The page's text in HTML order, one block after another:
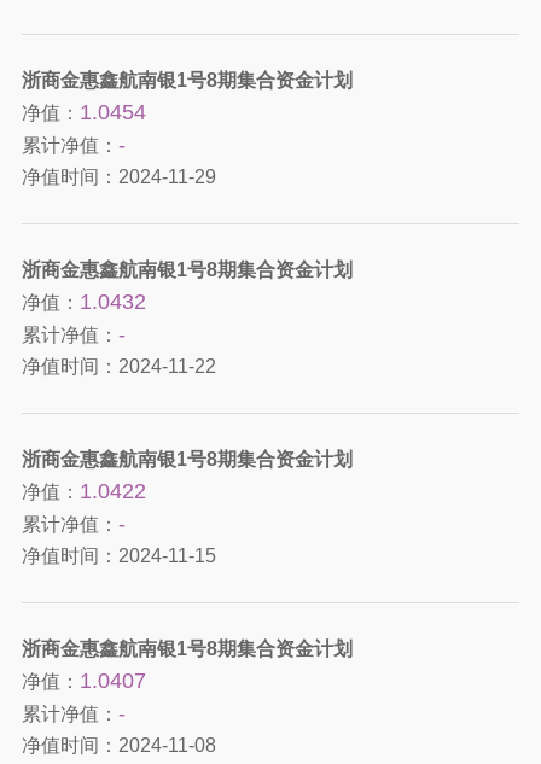
浙商金惠鑫航南银1号8期集合资金计划
净值： 1.0454
累计净值： -
净值时间： 2024-11-29
浙商金惠鑫航南银1号8期集合资金计划
净值： 1.0432
累计净值： -
净值时间： 2024-11-22
浙商金惠鑫航南银1号8期集合资金计划
净值： 1.0422
累计净值： -
净值时间： 2024-11-15
浙商金惠鑫航南银1号8期集合资金计划
净值： 1.0407
累计净值： -
净值时间： 2024-11-08